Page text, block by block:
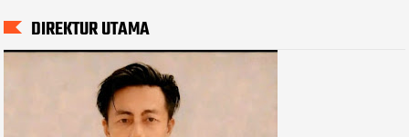
DIREKTUR UTAMA